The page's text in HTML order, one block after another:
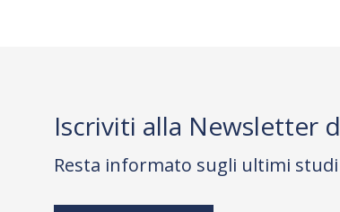
Iscriviti alla Newsletter
Resta informato sugli ultimi